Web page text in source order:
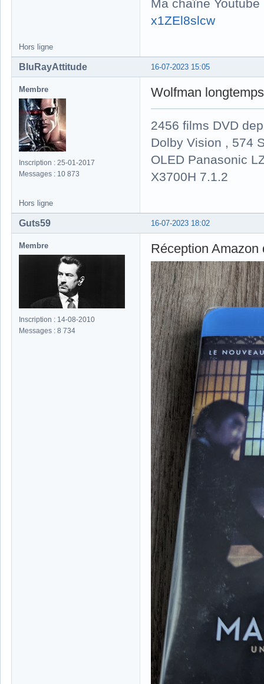
Ma chaîne
x1ZEl8slcw
Hors ligne
16-07-2023 15:05
BluRayAttitude
Membre
Inscription : 25-01-2017
Messages : 10 873
Wolfman
2456 films DVD
Dolby Vision , 574
OLED Panasonic
X3700H 7.1.2
Hors ligne
16-07-2023 18:02
Guts59
Membre
Inscription : 14-08-2010
Messages : 8 734
Réception Amazon